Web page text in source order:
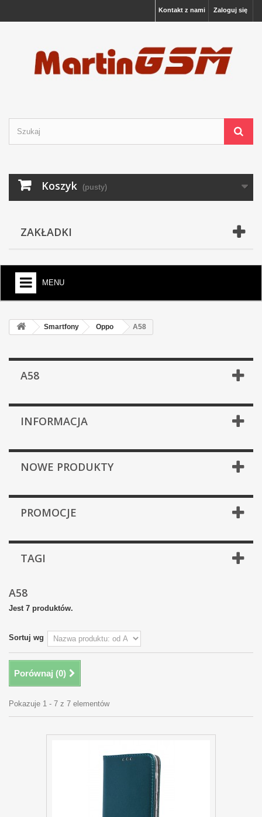
Zaloguj się
Kontakt z nami
Koszyk (pusty)
ZAKŁADKI
MENU
Smartfony Oppo A58
A58
INFORMACJA
NOWE PRODUKTY
PROMOCJE
TAGI
A58
Jest 7 produktów.
Sortuj wg
Porównaj (0)
Pokazuje 1 - 7 z 7 elementów